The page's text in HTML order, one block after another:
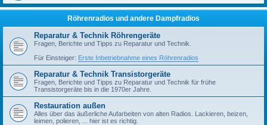
Röhrenradios und andere Dampfradios
Reparatur & Technik Röhrengeräte
Fragen, Berichte und Tipps zu Reparatur und Technik.
Für Einsteiger: Erste Inbetriebnahme eines Röhrenradios
Reparatur & Technik Transistorgeräte
Fragen, Berichte und Tipps zu Reparatur und Technik für frühe
Transistorgeräte bis in die 1970er Jahre.
Restauration außen
Alles über das äußerliche Aufarbeiten von alten Radios. Lackieren, beizen,
leimen, polieren, ... hier ist es richtig.